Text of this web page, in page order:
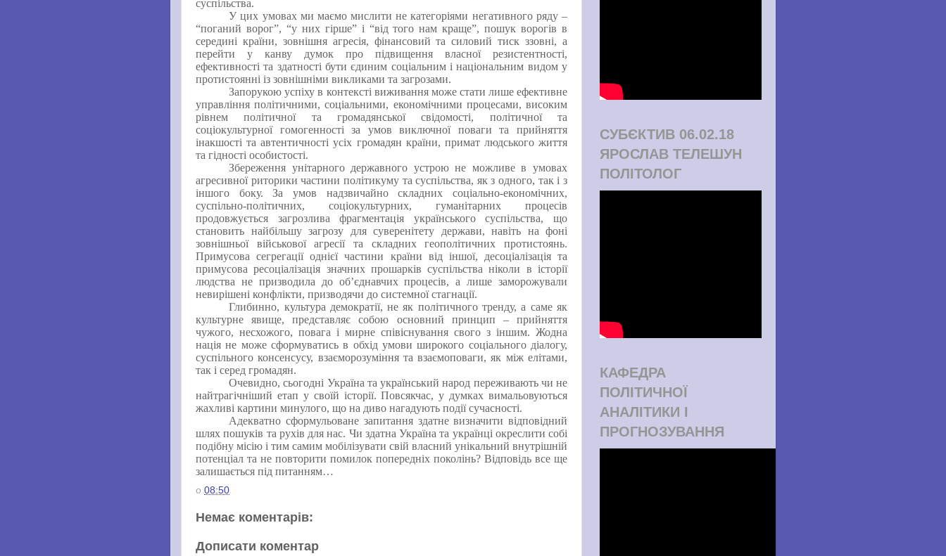
суспільства.
Уцих умовах ми маємо мислити не категоріями негативного ряду –
“поганий ворог”, “у них гірше”і “від того нам краще”, пошук ворогів в
середині країни, зовнішня агресія, фінансовий та силовий тиск ззовні, а
перейти у канву думок про підвищення власної резистентності,
ефективності та здатності бути єдиним соціальним і національним видом у
протистоянні із зовнішніми викликами та загрозами.
Запорукою успіху в контексті виживання може стати лише ефективне
управління політичними, соціальними, економічними процесами, високим
рівнем політичної та громадянської свідомості, політичної та
соціокультурної гомогенності за умов виключної поваги та прийняття
інакшості та автентичності усіх громадян країни, примат людського життя
та гідності особистості.
Збереження унітарного державного устрою не можливе в умовах
агресивної риторики частини політикуму та суспільства, як з одного, так і з
іншого боку. За умов надзвичайно складних соціально-економічних,
суспільно-політичних, соціокультурних, гуманітарних процесів
продовжується загрозлива фрагментація українського суспільства, що
становить найбільшу загрозу для суверенітету держави, навіть на фоні
зовнішньої військової агресії та складних геополітичних протистоянь.
Примусова сегрегації однієї частини країни від іншої, десоціалізація та
примусова ресоціалізація значних прошарків суспільства ніколи в історії
людства не призводила до об’єднавчих процесів, а лише заморожували
невирішені конфлікти, призводячи до системної стагнації.
Глибинно, культура демократії, не як політичного тренду, а саме як
культурне явище, представляє собою основний принцип – прийняття
чужого, несхожого, повага і мирне співіснування свого з іншим. Жодна
нація не може сформуватись в обхід умови широкого соціального діалогу,
суспільного консенсусу, взаєморозуміння та взаємоповаги, як між елітами,
так і серед громадян.
Очевидно, сьогодні Україна та український народ переживають чи не
найтрагічніший етап у своїй історії. Повсякчас, у думках вимальовуються
жахливі картини минулого, що на диво нагадують події сучасності.
Адекватно сформульоване запитання здатне визначити відповідний
шлях пошуків та рухів для нас. Чи здатна Україна та українці окреслити собі
подібну місію і тим самим мобілізувати свій власний унікальний внутрішній
потенціал та не повторити помилок попередніх поколінь? Відповідь все ще
залишається під питанням…
о 08:50
Немає коментарів:
Дописати коментар
СУБЄКТИВ 06.02.18
ЯРОСЛАВ ТЕЛЕШУН
ПОЛІТОЛОГ
КАФЕДРА
ПОЛІТИЧНОЇ
АНАЛІТИКИ І
ПРОГНОЗУВАННЯ